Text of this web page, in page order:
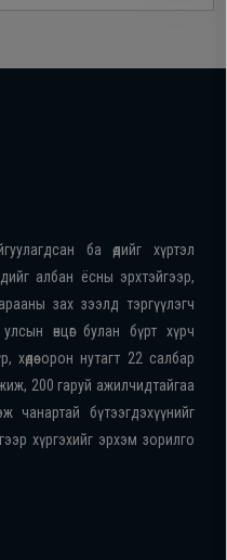
ба өдийг хүртэл
албан ёсны эрхтэйгээр,
зах зээлд тэргүүлэгч
өнцөг булан бүрт хүрч
орон нутагт 22 салбар
200 гаруй ажилчидтайгаа
бүтээгдэхүүнийг
хүргэхийг эрхэм зорилго